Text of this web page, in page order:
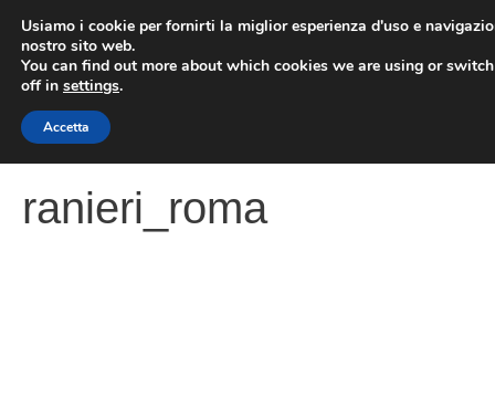
contenuto
ranieri_roma
Usiamo i cookie per fornirti la miglior esperienza d'uso e
nostro sito web.
You can find out more about which cookies we are using or
off in settings.
Accetta